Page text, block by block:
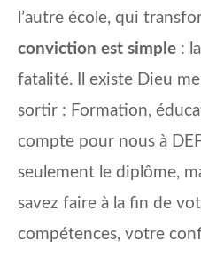
l’autre école, qui
conviction est simple :
fatalité. Il existe Dieu
sortir : Formation,
compte pour nous à
seulement le diplôme,
savez faire à la fin de
compétences, votre